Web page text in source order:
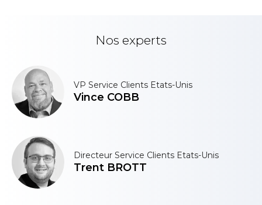
Nos experts
VP Service Clients Etats-Unis
Vince COBB
Directeur Service Clients Etats-Unis
Trent BROTT